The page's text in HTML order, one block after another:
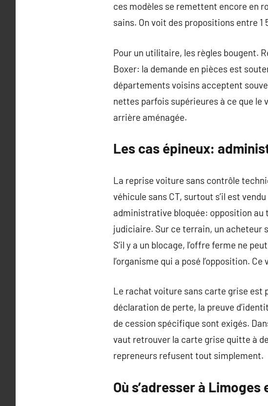
ces modèles se remettent encore en
sains. On voit des propositions entre
Pour un utilitaire, les règles bougent.
Boxer: la demande en pièces est
départements voisins acceptent
nettes parfois supérieures à ce que
arrière aménagée.
Les cas épineux:
La reprise voiture sans contrôle
véhicule sans CT, surtout s’il est
administrative bloquée: opposition
judiciaire. Sur ce terrain, un acheteur
S’il y a un blocage, l’offre ferme ne
l’organisme qui a posé l’opposition.
Le rachat voiture sans carte grise est
déclaration de perte, la preuve
de cession spécifique sont exigés.
vaut retrouver la carte grise quitte à
repreneurs refusent tout simplement.
Où s’adresser à